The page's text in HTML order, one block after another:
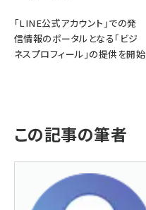
「LINE公式アカウント」での発
信情報のポータルとなる「ビジ
ネスプロフィール」の提供を開始
この記事の筆者